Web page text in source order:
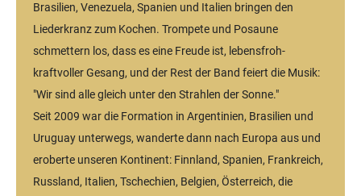
Brasilien, Venezuela, Spanien und Italien bringen den
Liederkranz zum Kochen. Trompete und Posaune
schmettern los, dass es eine Freude ist, lebensfroh-
kraftvoller Gesang, und der Rest der Band feiert die Musik:
"Wir sind alle gleich unter den Strahlen der Sonne."
Seit 2009 war die Formation in Argentinien, Brasilien und
Uruguay unterwegs, wanderte dann nach Europa aus und
eroberte unseren Kontinent: Finnland, Spanien, Frankreich,
Russland, Italien, Tschechien, Belgien, Österreich, die